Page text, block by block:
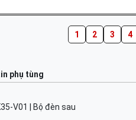
1 2 3 4
phụ tùng
V01 | Bộ đèn sau